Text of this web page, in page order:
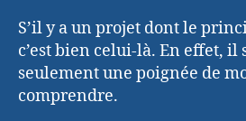
S’il y a un projet dont le
c’est bien celui-là. En effet, il
seulement une poignée de
comprendre.